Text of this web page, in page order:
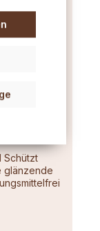
Schützt
glänzende